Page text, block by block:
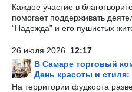
Каждое участие в
помогает поддерживать
“Надежда” и его пушистых
26 июля 2026 12:17
В Самаре торговый
День красоты и
На территории фудкорта